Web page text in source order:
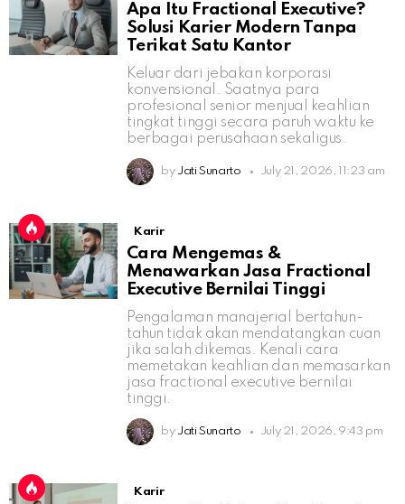
Apa Itu Fractional Executive?
Solusi Karier Modern Tanpa
Terikat Satu Kantor
Keluar dari jebakan korporasi
konvensional. Saatnya para
profesional senior menjual keahlian
tingkat tinggi secara paruh waktu ke
berbagai perusahaan sekaligus.
by Jati Sunarto July 21, 2026, 11:23 am
Karir
Cara Mengemas &
Menawarkan Jasa Fractional
Executive Bernilai Tinggi
Pengalaman manajerial bertahun-
tahun tidak akan mendatangkan cuan
jika salah dikemas. Kenali cara
memetakan keahlian dan memasarkan
jasa fractional executive bernilai
tinggi.
by Jati Sunarto July 21, 2026, 9:43 pm
Karir